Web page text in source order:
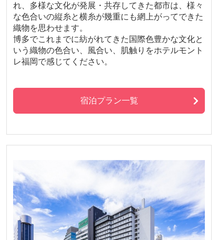
れ、多様な文化が発展・共存してきた都市は、様々
な色合いの縦糸と横糸が幾重にも網上がってできた
織物を思わせます。
博多でこれまでに紡がれてきた国際色豊かな文化と
いう織物の色合い、風合い、肌触りをホテルモント
レ福岡で感じてください。
宿泊プラン一覧